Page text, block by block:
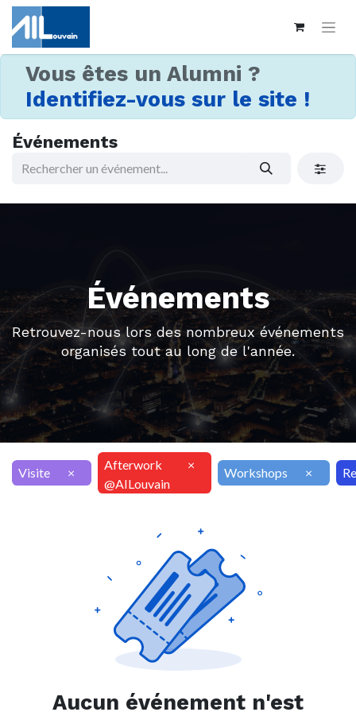
Vous êtes un Alumni ?
Identifiez-vous sur le site !
Événements
Événements
Retrouvez-nous lors des nombreux événements
organisés tout au long de l'année.
Visite ×
Afterwork
@AILouvain
×
Workshops ×
Aucun événement n'est